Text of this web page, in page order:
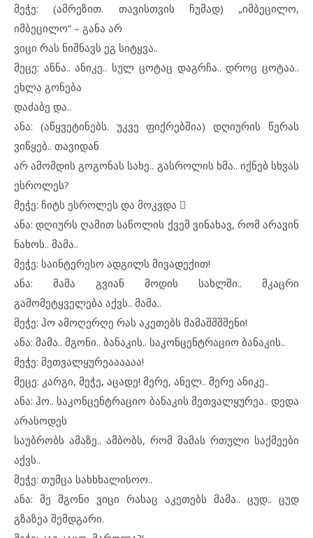
მეჭე: (ამრეზით. თავისთვის ჩუმად) „იმბეცილო,
იმბეცილო“ – განა არ
ვიცი რას ნიშნავს ეგ სიტყვა..
მეცე: ანნა.. ანიკე.. სულ ცოტაც დაგრჩა.. დროც ცოტაა..
ეხლა გონება
დაძაბე და..
ანა: (აწყვეტინებს. უკვე ფიქრებშია) დღიურის წერას
ვიწყებ.. თავიდან
არ ამომდის გოგონას სახე.. გასროლის ხმა.. იქნებ სხვას
ესროლეს?
მეჭე: ჩიტს ესროლეს და მოკვდა 
ანა: დღიურს ღამით საწოლის ქვეშ ვინახავ, რომ არავინ
ნახოს.. მამა..
მეჭე: საინტერესო ადგილს მივადექით!
ანა: მამა გვიან მოდის სახლში.. მკაცრი
გამომეტყველება აქვს.. მამა..
მეჭე: ჰო ამოღერღე რას აკეთებს მამაშშშშენი!
ანა: მამა.. მგონი.. ბანაკის.. საკონცენტრაციო ბანაკის..
მეჭე: მეთვალყურეაააააა!
მეცე: კარგი, მეჭე, აცადე! მერე, ანელ.. მერე ანიკე..
ანა: ჰო.. საკონცენტრაციო ბანაკის მეთვალყურეა.. დედა
არასოდეს
საუბრობს ამაზე.. ამბობს, რომ მამას რთული საქმეები
აქვს..
მეჭე: თუმცა სახხხალისოო..
ანა: მე მგონი ვიცი რასაც აკეთებს მამა.. ცუდ.. ცუდ
გზაზეა შემდგარი.